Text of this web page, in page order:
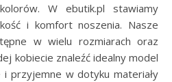
W ebutik.pl stawiamy
i komfort noszenia. Nasze
w wielu rozmiarach oraz
kobiecie znaleźć idealny model
i przyjemne w dotyku materiały